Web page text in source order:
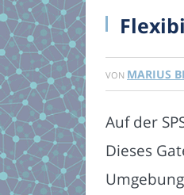
VON MARIUS
Auf der
Dieses